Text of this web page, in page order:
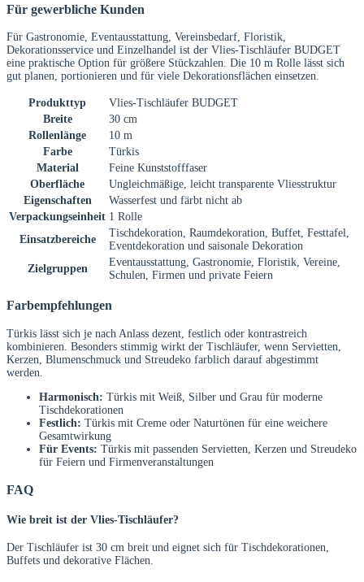
Für gewerbliche Kunden
Für Gastronomie, Eventausstattung, Vereinsbedarf, Floristik,
Dekorationsservice und Einzelhandel ist der Vlies-Tischläufer BUDGET
eine praktische Option für größere Stückzahlen. Die 10 m Rolle lässt sich
gut planen, portionieren und für viele Dekorationsflächen einsetzen.
Produkttyp
Vlies-Tischläufer BUDGET
Breite
30 cm
Rollenlänge
10 m
Farbe
Türkis
Material
Feine Kunststofffaser
Oberfläche
Ungleichmäßige, leicht transparente Vliesstruktur
Eigenschaften
Wasserfest und färbt nicht ab
Verpackungseinheit 1 Rolle
Einsatzbereiche
Tischdekoration, Raumdekoration, Buffet, Festtafel,
Eventdekoration und saisonale Dekoration
Zielgruppen
Eventausstattung, Gastronomie, Floristik, Vereine,
Schulen, Firmen und private Feiern
Farbempfehlungen
Türkis lässt sich je nach Anlass dezent, festlich oder kontrastreich
kombinieren. Besonders stimmig wirkt der Tischläufer, wenn Servietten,
Kerzen, Blumenschmuck und Streudeko farblich darauf abgestimmt
werden.
Harmonisch: Türkis mit Weiß, Silber und Grau für moderne
Tischdekorationen
Festlich: Türkis mit Creme oder Naturtönen für eine weichere
Gesamtwirkung
Für Events: Türkis mit passenden Servietten, Kerzen und Streudeko
für Feiern und Firmenveranstaltungen
FAQ
Wie breit ist der Vlies-Tischläufer?
Der Tischläufer ist 30 cm breit und eignet sich für Tischdekorationen,
Buffets und dekorative Flächen.